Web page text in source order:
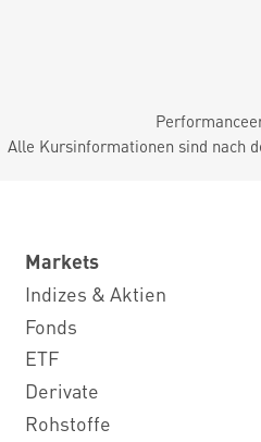
Alle Kursinformationen sind nach
Markets
Indizes & Aktien
Fonds
ETF
Derivate
Rohstoffe